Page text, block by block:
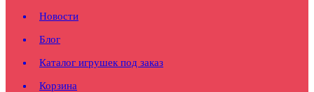
Новости
Блог
Каталог игрушек под заказ
Корзина